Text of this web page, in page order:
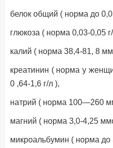
белок общий ( норма до
глюкоза ( норма 0,03-0,05
калий ( норма 38,4-81, 8
креатинин ( норма у
0 ,64-1,6 г/л ),
натрий ( норма 100—260
магний ( норма 3,0-4,25
микроальбумин ( норма до